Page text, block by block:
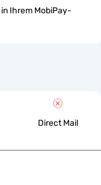
in Ihrem MobiPay-
Direct Mail